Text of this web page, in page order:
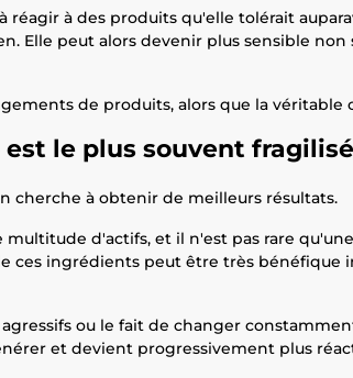
à des produits qu'elle tolérait
Elle peut alors devenir plus sensible
de produits, alors que la
le plus souvent
cherche à obtenir de meilleurs résultats.
d'actifs, et il n'est pas rare
ces ingrédients peut être très
ou le fait de changer
et devient progressivement plus